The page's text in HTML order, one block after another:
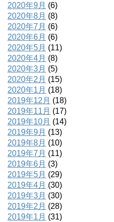
2020年9月 (6)
2020年8月 (8)
2020年7月 (6)
2020年6月 (6)
2020年5月 (11)
2020年4月 (8)
2020年3月 (5)
2020年2月 (15)
2020年1月 (18)
2019年12月 (18)
2019年11月 (17)
2019年10月 (14)
2019年9月 (13)
2019年8月 (10)
2019年7月 (11)
2019年6月 (3)
2019年5月 (29)
2019年4月 (30)
2019年3月 (30)
2019年2月 (28)
2019年1月 (31)